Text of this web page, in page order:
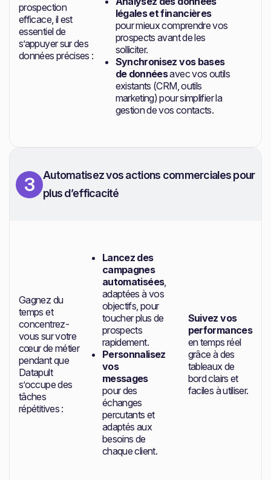
prospection
efficace, il est
essentiel de
s’appuyer sur des
données précises :
légales et financières
pour mieux comprendre vos
prospects avant de les
solliciter.
Synchronisez vos bases
de donnéesavec vos outils
existants (CRM, outils
marketing) pour simplifier la
gestion de vos contacts.
3
Automatisez vos actions commerciales pour
plus d’efficacité
Gagnez du
temps et
concentrez-
vous sur votre
cœur de métier
pendant que
Datapult
s’occupe des
tâches
répétitives :
Lancez des
campagnes
automatisées,
adaptées à vos
objectifs, pour
toucher plus de
prospects
rapidement.
Personnalisez
vos
messages
pour des
échanges
percutants et
adaptés aux
besoins de
chaque client.
Suivez vos
performances
en temps réel
grâce à des
tableaux de
bord clairs et
faciles à utiliser.